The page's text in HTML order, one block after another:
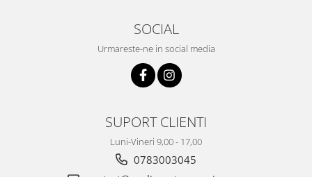
SOCIAL
Urmareste-ne in social media
SUPORT CLIENTI
Luni-Vineri 9,00 - 17,00
0783003045